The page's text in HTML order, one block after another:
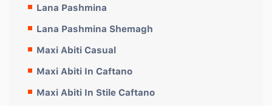
Lana Pashmina
Lana Pashmina Shemagh
Maxi Abiti Casual
Maxi Abiti In Caftano
Maxi Abiti In Stile Caftano